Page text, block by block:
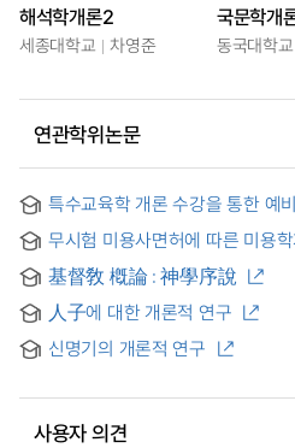
해석학개론2
세종대학교 차영준
국문학개
동국대학교
연관학위논문
특수교육학 개론 수강을 통한 예
Education of Preservice
through taking the Course of
Education
무시험 미용사면허에 따른 미용
Current State of Classes in
Improvement According to
Examination
基督敎 槪論 : 神學序說
人子에 대한 개론적 연구
신명기의 개론적 연구
사용자 의견